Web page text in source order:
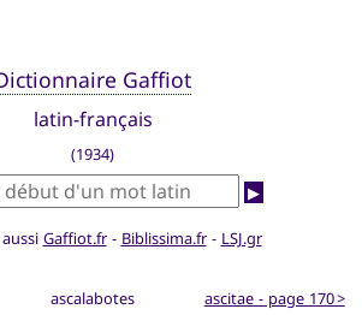
Gaffiot
latin-français
(1934)
▶
Gaffiot.fr- Biblissima.fr- LSJ.gr
ascalabotes ascitae - page 170 >